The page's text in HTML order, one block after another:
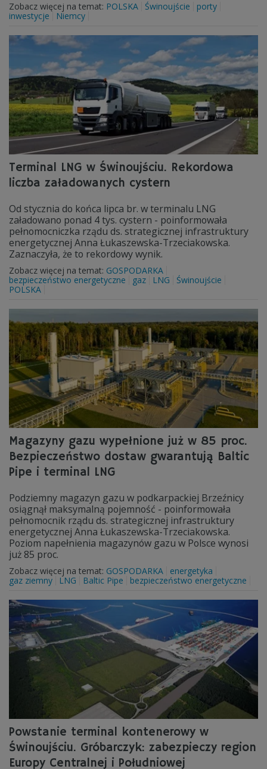
Zobacz więcej na temat: POLSKA Świnoujście
porty
inwestycje
Niemcy
Terminal LNG w Świnoujściu. Rekordowa
liczba załadowanych cystern
Od stycznia do końca lipca br. w terminalu LNG
załadowano ponad 4 tys. cystern - poinformowała
pełnomocniczka rządu ds. strategicznej infrastruktury
energetycznej Anna Łukaszewska-Trzeciakowska.
Zaznaczyła, że to rekordowy wynik.
Zobacz więcej na temat: GOSPODARKA
bezpieczeństwo energetyczne
gaz LNG
Świnoujście
POLSKA
Magazyny gazu wypełnione już w 85 proc.
Bezpieczeństwo dostaw gwarantują Baltic
Pipe i terminal LNG
Podziemny magazyn gazu w podkarpackiej Brzeźnicy
osiągnął maksymalną pojemność - poinformowała
pełnomocnik rządu ds. strategicznej infrastruktury
energetycznej Anna Łukaszewska-Trzeciakowska.
Poziom napełnienia magazynów gazu w Polsce wynosi
już 85 proc.
Zobacz więcej na temat: GOSPODARKA
energetyka
gaz ziemny
LNG Baltic Pipe bezpieczeństwo energetyczne
Powstanie terminal kontenerowy w
Świnoujściu. Gróbarczyk: zabezpieczy region
Europy Centralnej i Południowej